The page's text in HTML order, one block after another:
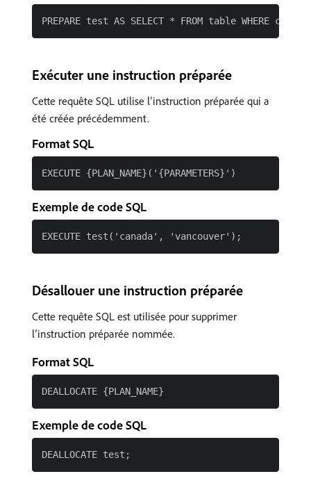
Exécuter une instruction préparée
Cette requête SQL utilise l’instruction préparée qui a
été créée précédemment.
Format SQL
Exemple de code SQL
Désallouer une instruction préparée
Cette requête SQL est utilisée pour supprimer
l’instruction préparée nommée.
Format SQL
Exemple de code SQL